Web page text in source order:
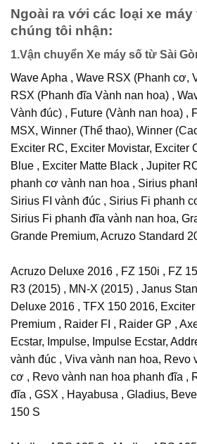
Ngoài ra với các loại xe
chúng tôi nhận:
1.Vận chuyển Xe máy số từ Sài
Wave Apha , Wave RSX (Phanh cơ,
RSX (Phanh đĩa Vành nan hoa) ,
Vành đúc) , Future (Vành nan hoa) ,
MSX, Winner (Thể thao), Winner
Exciter RC, Exciter Movistar, Exciter
Blue , Exciter Matte Black , Jupiter
phanh cơ vành nan hoa , Sirius
Sirius FI vành đúc , Sirius Fi phanh
Sirius Fi phanh đĩa vành nan hoa,
Grande Premium, Acruzo Standard
Acruzo Deluxe 2016 , FZ 150i , FZ
R3 (2015) , MN-X (2015) , Janus
Deluxe 2016 , TFX 150 2016,
Premium , Raider FI , Raider GP ,
Ecstar, Impulse, Impulse Ecstar,
vành đúc , Viva vành nan hoa, Revo
cơ , Revo vành nan hoa phanh đĩa ,
đĩa , GSX , Hayabusa , Gladius,
150 S